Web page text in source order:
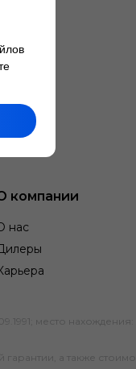
компании
нас
место нахождения:
а также